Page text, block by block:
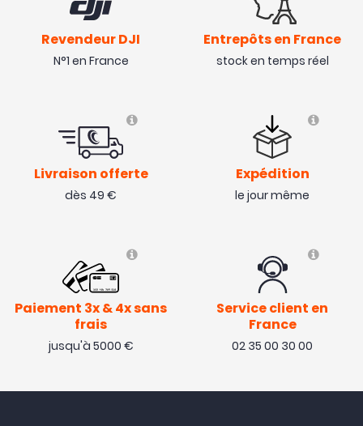
Revendeur DJI
N°1 en France
Entrepôts en France
stock en temps réel
Livraison offerte
dès 49 €
Expédition
le jour même
Paiement 3x & 4x sans
frais
jusqu'à 5000 €
Service client en
France
02 35 00 30 00